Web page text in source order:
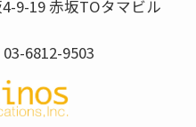
9-19 赤坂TOタマビル
6812-9503